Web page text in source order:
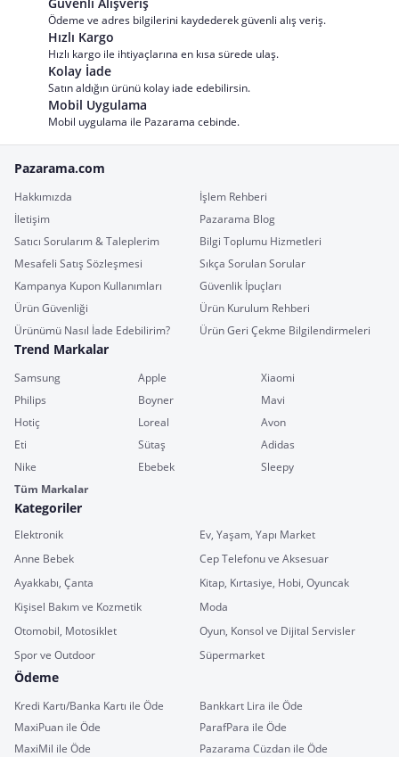
Ödeme ve adres bilgilerini kaydederek güvenli alış veriş.
Hızlı Kargo
Hızlı kargo ile ihtiyaçlarına en kısa sürede ulaş.
Kolay İade
Satın aldığın ürünü kolay iade edebilirsin.
Mobil Uygulama
Mobil uygulama ile Pazarama cebinde.
Pazarama.com
Hakkımızda
İşlem Rehberi
İletişim
Pazarama Blog
Satıcı Sorularım & Taleplerim
Bilgi Toplumu Hizmetleri
Mesafeli Satış Sözleşmesi
Sıkça Sorulan Sorular
Kampanya Kupon Kullanımları
Güvenlik İpuçları
Ürün Güvenliği
Ürün Kurulum Rehberi
Ürünümü Nasıl İade Edebilirim?
Ürün Geri Çekme Bilgilendirmeleri
Trend Markalar
Samsung Apple
Xiaomi
Philips
Boyner
Mavi
Hotiç
Loreal
Avon
Eti
Sütaş
Adidas
Nike
Ebebek
Sleepy
Tüm Markalar
Kategoriler
Elektronik
Ev, Yaşam, Yapı Market
Anne Bebek
Cep Telefonu ve Aksesuar
Ayakkabı, Çanta
Kitap, Kırtasiye, Hobi, Oyuncak
Kişisel Bakım ve Kozmetik
Moda
Otomobil, Motosiklet
Oyun, Konsol ve Dijital Servisler
Spor ve Outdoor
Süpermarket
Ödeme
Kredi Kartı/Banka Kartı ile Öde
Bankkart Lira ile Öde
MaxiPuan ile Öde
ParafPara ile Öde
MaxiMil ile Öde
Pazarama Cüzdan ile Öde